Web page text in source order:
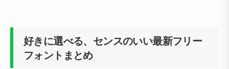
好きに選べる、センスのいい最新フリー
フォントまとめ